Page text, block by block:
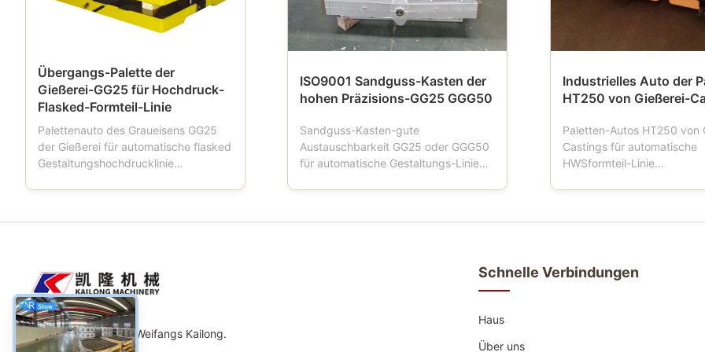
Übergangs-Palette der
Gießerei-GG25 für Hochdruck-
Flasked-Formteil-Linie
Palettenauto des Graueisens GG25
der Gießerei für automatische flasked
Gestaltungshochdrucklinie
Palettenaut...
ISO9001 Sandguss-Kasten der
hohen Präzisions-GG25 GGG50
Sandguss-Kasten-gute
Austauschbarkeit GG25 oder GGG50
für automatische Gestaltungs-Linie
Industrielles Auto der
HT250 von Gießerei-
Paletten-Autos HT250 von
Castings für automatische
HWSformteil-Linie
Gießereien benutzt wird.
Palettenauto vier Räder
Palettenauto normalerweise
Maschinerie Co., Ltd. Weifangs Kailong.
Schnelle Verbindungen
Haus
Über uns